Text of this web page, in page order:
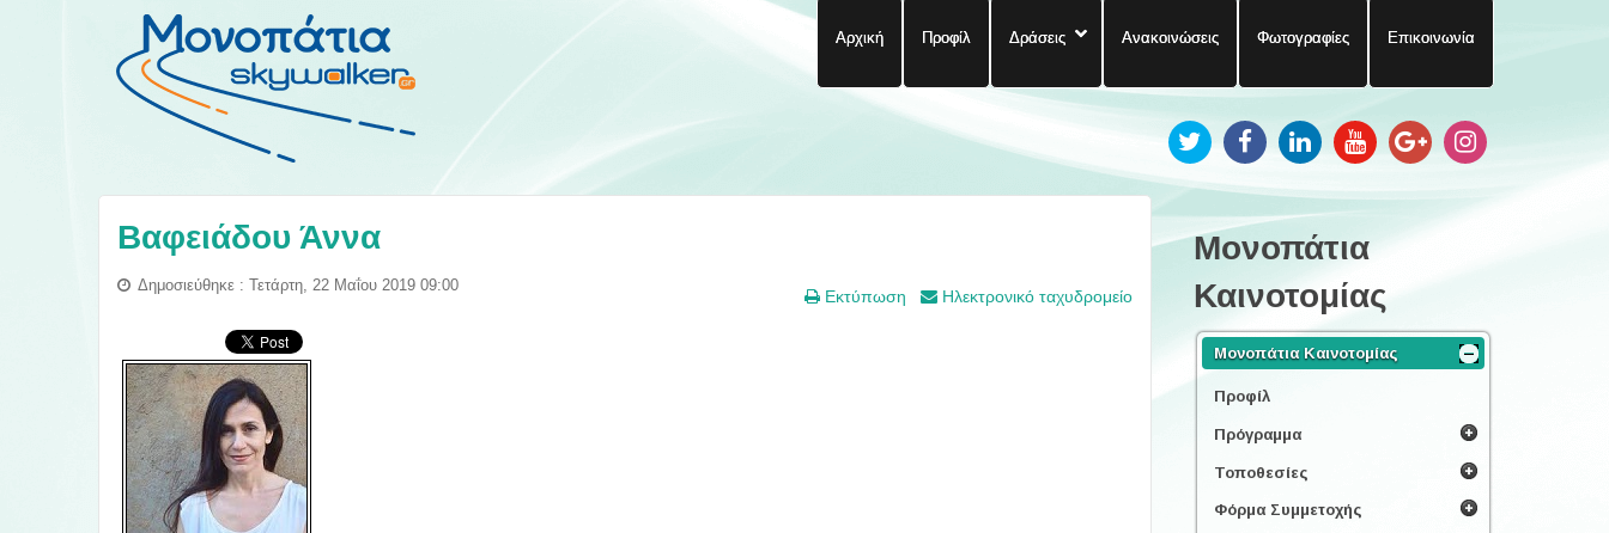
Αρχική Προφίλ Δράσεις Ανακοινώσεις Φωτογραφίες Επικοινωνία
Βαφειάδου Άννα
Εκτύπωση Ηλεκτρονικό ταχυδρομείο
Δημοσιεύθηκε : Τετάρτη, 22 Μαΐου 2019 09:00
Μονοπάτια
Καινοτομίας
Μονοπάτια Καινοτομίας
Προφίλ
Πρόγραμμα
Τοποθεσίες
Φόρμα Συμμετοχής